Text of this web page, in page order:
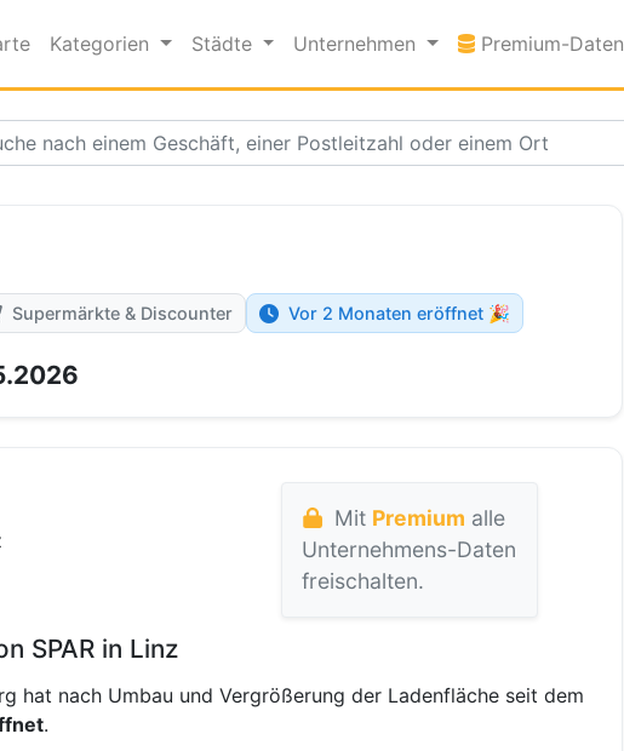
Kategorien Städte Unternehmen Premium-Daten
Supermärkte & Discounter Vor 2 Monaten eröffnet 🎉
Mit Premium alle
Unternehmens-Daten
freischalten.
SPAR in Linz
hat nach Umbau und Vergrößerung der Ladenfläche seit dem
.